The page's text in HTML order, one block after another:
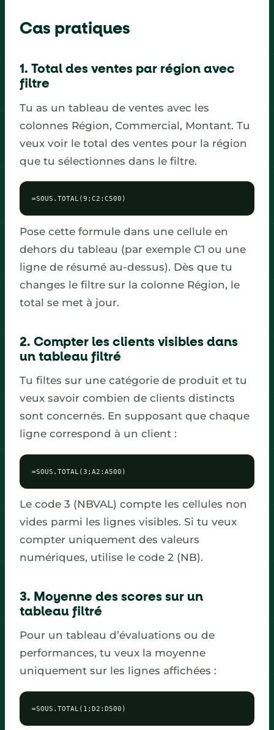
Cas pratiques
1. Total des ventes par région avec
filtre
Tu as un tableau de ventes avec les
colonnes Région, Commercial, Montant. Tu
veux voir le total des ventes pour la région
que tu sélectionnes dans le filtre.
=SOUS.TOTAL(9;C2:C500)
Pose cette formule dans une cellule en
dehors du tableau (par exemple C1 ou une
ligne de résumé au-dessus). Dès que tu
changes le filtre sur la colonne Région, le
total se met à jour.
2. Compter les clients visibles dans
un tableau filtré
Tu filtes sur une catégorie de produit et tu
veux savoir combien de clients distincts
sont concernés. En supposant que chaque
ligne correspond à un client :
=SOUS.TOTAL(3;A2:A500)
Le code 3 (NBVAL) compte les cellules non
vides parmi les lignes visibles. Si tu veux
compter uniquement des valeurs
numériques, utilise le code 2 (NB).
3. Moyenne des scores sur un
tableau filtré
Pour un tableau d’évaluations ou de
performances, tu veux la moyenne
uniquement sur les lignes affichées :
=SOUS.TOTAL(1;D2:D500)